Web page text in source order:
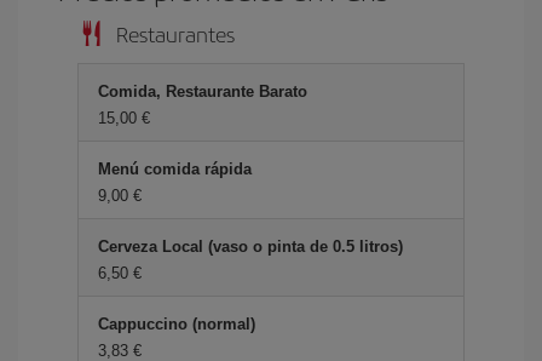
Restaurantes
Comida, Restaurante Barato
15,00 €
Menú comida rápida
9,00 €
Cerveza Local (vaso o pinta de 0.5 litros)
6,50 €
Cappuccino (normal)
3,83 €